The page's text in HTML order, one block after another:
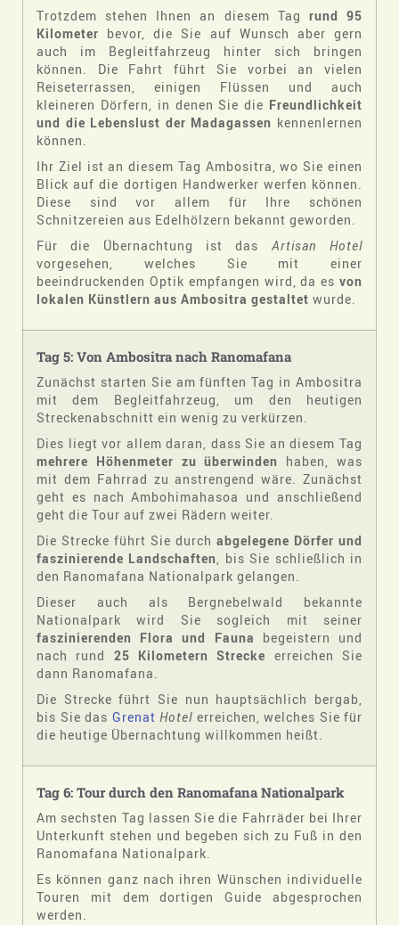
Trotzdem stehen Ihnen an diesem Tag rund 95
Kilometer bevor, die Sie auf Wunsch aber gern
auch im Begleitfahrzeug hinter sich bringen
können. Die Fahrt führt Sie vorbei an vielen
Reiseterrassen, einigen Flüssen und auch
kleineren Dörfern, in denen Sie die Freundlichkeit
und die Lebenslust der Madagassen kennenlernen
können.
Ihr Ziel ist an diesem Tag Ambositra, wo Sie einen
Blick auf die dortigen Handwerker werfen können.
Diese sind vor allem für Ihre schönen
Schnitzereien aus Edelhölzern bekannt geworden.
Für die Übernachtung ist das Artisan Hotel
vorgesehen, welches Sie mit einer
beeindruckenden Optik empfangen wird, da es von
lokalen Künstlern aus Ambositra gestaltet wurde.
Tag 5: Von Ambositra nach Ranomafana
Zunächst starten Sie am fünften Tag in Ambositra
mit dem Begleitfahrzeug, um den heutigen
Streckenabschnitt ein wenig zu verkürzen.
Dies liegt vor allem daran, dass Sie an diesem Tag
mehrere Höhenmeter zu überwinden haben, was
mit dem Fahrrad zu anstrengend wäre. Zunächst
geht es nach Ambohimahasoa und anschließend
geht die Tour auf zwei Rädern weiter.
Die Strecke führt Sie durch abgelegene Dörfer und
faszinierende Landschaften, bis Sie schließlich in
den Ranomafana Nationalpark gelangen.
Dieser auch als Bergnebelwald bekannte
Nationalpark wird Sie sogleich mit seiner
faszinierenden Flora und Fauna begeistern und
nach rund 25 Kilometern Strecke erreichen Sie
dann Ranomafana.
Die Strecke führt Sie nun hauptsächlich bergab,
bis Sie das Grenat Hotel erreichen, welches Sie für
die heutige Übernachtung willkommen heißt.
Tag 6: Tour durch den Ranomafana Nationalpark
Am sechsten Tag lassen Sie die Fahrräder bei Ihrer
Unterkunft stehen und begeben sich zu Fuß in den
Ranomafana Nationalpark.
Es können ganz nach ihren Wünschen individuelle
Touren mit dem dortigen Guide abgesprochen
werden.